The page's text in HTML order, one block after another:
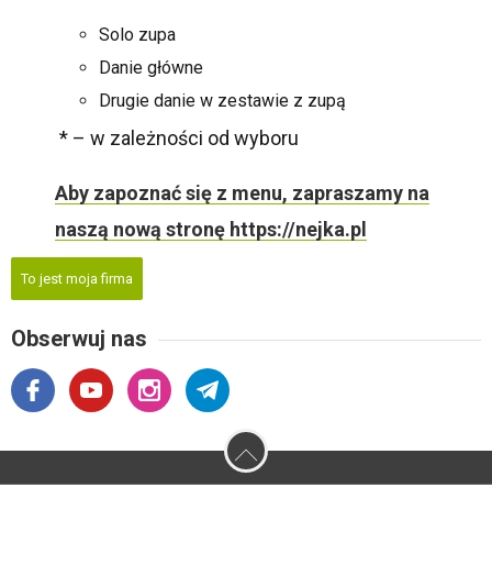
Solo zupa
Danie główne
Drugie danie w zestawie z zupą
* – w zależności od wyboru
Aby zapoznać się z menu, zapraszamy na
naszą nową stronę https://nejka.pl
To jest moja firma
Obserwuj nas